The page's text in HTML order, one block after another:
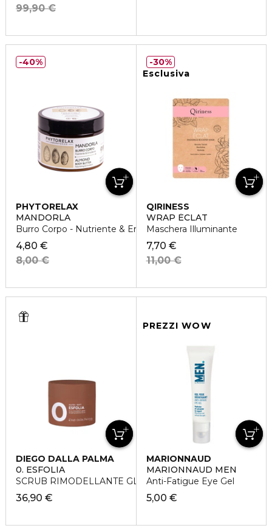
99,90 €
PHYTORELAX
MANDORLA
Burro Corpo - Nutriente & Emolliente
4,80 €
8,00 €
40%
Esclusiva
QIRINESS
WRAP ÉCLAT
Maschera Illuminante
7,70 €
11,00 €
30%
DIEGO DALLA PALMA
0. ESFOLIA
SCRUB RIMODELLANTE GLUTEI
36,90 €
PREZZI WOW
MARIONNAUD
MARIONNAUD MEN
Anti-Fatigue Eye Gel
5,00 €